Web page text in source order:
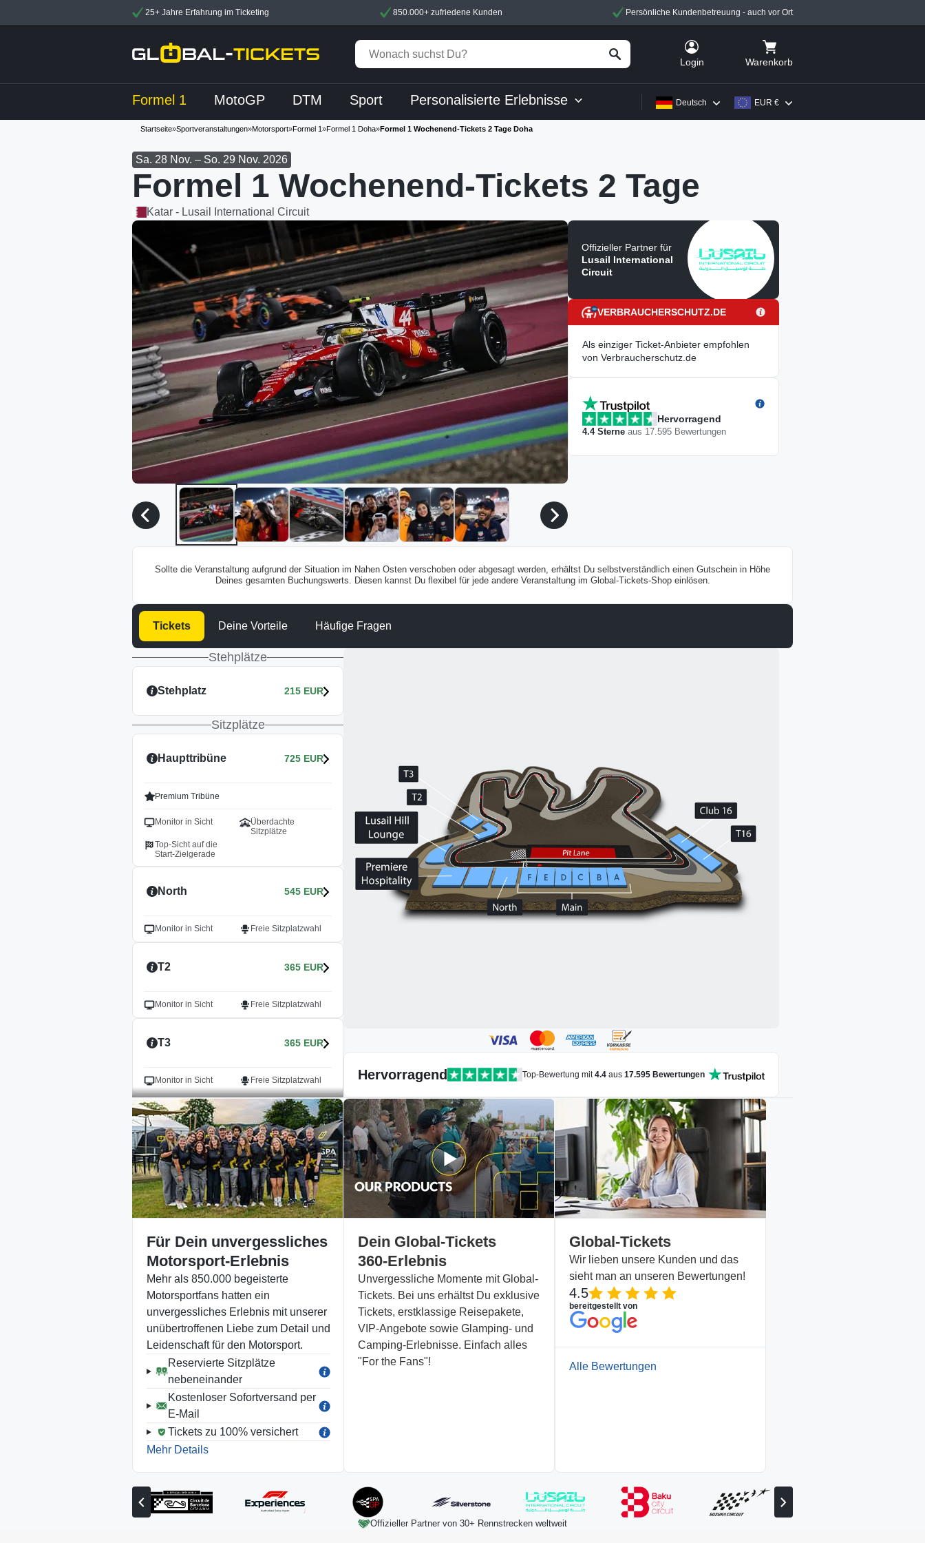
25+ Jahre Erfahrung im Ticketing 850.000+ zufriedene Kunden Persönliche Kundenbetreuung - auch vor Ort
Login Warenkorb
Formel 1 MotoGP DTM Sport Personalisierte Erlebnisse EUR €
Deutsch
Startseite»Sportveranstaltungen»Motorsport»Formel 1»Formel 1 Doha»Formel 1 Wochenend-Tickets 2 Tage Doha
Sa. 28 Nov. – So. 29 Nov. 2026
Formel 1 Wochenend-Tickets 2 Tage
Katar - Lusail International Circuit
Offizieller Partner für
Lusail International
Circuit
VERBRAUCHERSCHUTZ.DE
Als einziger Ticket-Anbieter empfohlen
von Verbraucherschutz.de
Hervorragend
4.4Sterne aus 17.595 Bewertungen
Sollte die Veranstaltung aufgrund der Situation im Nahen Osten verschoben oder abgesagt werden, erhältst Du selbstverständlich einen Gutschein in Höhe
Deines gesamten Buchungswerts. Diesen kannst Du flexibel für jede andere Veranstaltung im Global-Tickets-Shop einlösen.
Tickets Deine Vorteile Häufige Fragen
Stehplätze
Stehplatz 215 EUR
Sitzplätze
Haupttribüne 725 EUR
Premium Tribüne
Monitor in Sicht
Überdachte
Sitzplätze
Top-Sicht auf die
Start-Zielgerade
North 545 EUR
Monitor in Sicht Freie Sitzplatzwahl
T2 365 EUR
Monitor in Sicht Freie Sitzplatzwahl
T3 365 EUR
Monitor in Sicht Freie Sitzplatzwahl
T16 365 EUR
Unser Preis-Leistungs-Tipp
Monitor in Sicht Freie Sitzplatzwahl
Hervorragend Top-Bewertung mit4.4 aus 17.595 Bewertungen
Für Dein unvergessliches
Motorsport-Erlebnis
Mehr als 850.000 begeisterte
Motorsportfans hatten ein
unvergessliches Erlebnis mit unserer
unübertroffenen Liebe zum Detail und
Leidenschaft für den Motorsport.
Reservierte Sitzplätze
nebeneinander
Kostenloser Sofortversand per
E-Mail
Tickets zu 100% versichert
Mehr Details
Dein Global-Tickets
360-Erlebnis
Unvergessliche Momente mit Global-
Tickets. Bei uns erhältst Du exklusive
Tickets, erstklassige Reisepakete,
VIP-Angebote sowie Glamping- und
Camping-Erlebnisse. Einfach alles
"For the Fans"!
Global-Tickets
Wir lieben unsere Kunden und das
sieht man an unseren Bewertungen!
4.5
bereitgestellt von
Alle Bewertungen
Vorherigen
Partner
Nächsten
Partner
Offizieller Partner von 30+ Rennstrecken weltweit